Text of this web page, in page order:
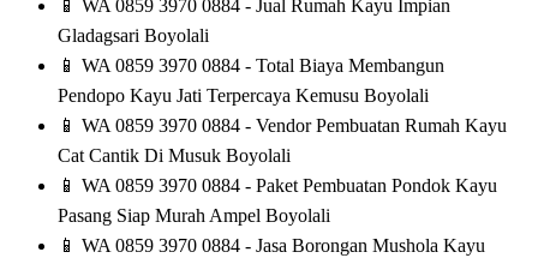
📱 WA 0859 3970 0884 - Jual Rumah Kayu Impian
Gladagsari Boyolali
📱 WA 0859 3970 0884 - Total Biaya Membangun
Pendopo Kayu Jati Terpercaya Kemusu Boyolali
📱 WA 0859 3970 0884 - Vendor Pembuatan Rumah Kayu
Cat Cantik Di Musuk Boyolali
📱 WA 0859 3970 0884 - Paket Pembuatan Pondok Kayu
Pasang Siap Murah Ampel Boyolali
📱 WA 0859 3970 0884 - Jasa Borongan Mushola Kayu